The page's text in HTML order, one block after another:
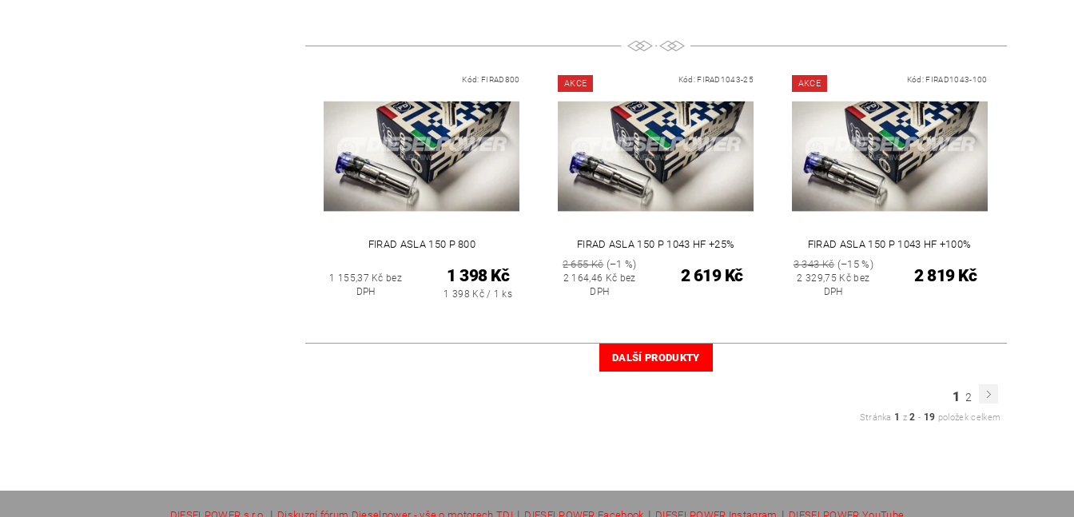
Kód: FIRAD800
FIRAD ASLA 150 P 800
1 155,37 Kč bez
DPH
1 398 Kč
1 398 Kč / 1 ks
AKCE Kód: FIRAD1043-25
FIRAD ASLA 150 P 1043 HF +25%
2 655 Kč(–1 %)
2 164,46 Kč bez
DPH
2 619 Kč
AKCE Kód: FIRAD1043-100
FIRAD ASLA 150 P 1043 HF +100%
3 343 Kč(–15 %)
2 329,75 Kč bez
DPH
2 819 Kč
DALŠÍ PRODUKTY
1 2
Stránka 1 z2 - 19 položek celkem